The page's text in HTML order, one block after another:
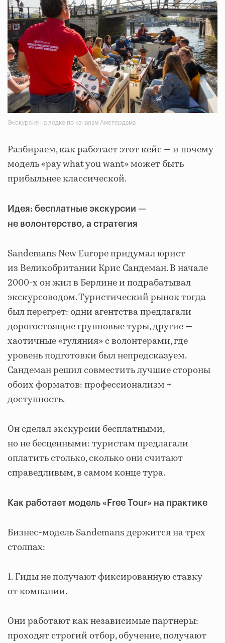
Экскурсия на лодке по каналам Амстердама
Разбираем, как работает этот кейс — и почему
модель «pay what you want» может быть
прибыльнее классической.
Идея: бесплатные экскурсии —
не волонтерство, а стратегия
Sandemans New Europe придумал юрист
из Великобритании Крис Сандеман. В начале
2000-х он жил в Берлине и подрабатывал
экскурсоводом. Туристический рынок тогда
был перегрет: одни агентства предлагали
дорогостоящие групповые туры, другие —
хаотичные «гуляния» с волонтерами, где
уровень подготовки был непредсказуем.
Сандеман решил совместить лучшие стороны
обоих форматов: профессионализм +
доступность.
Он сделал экскурсии бесплатными,
но не бесценными: туристам предлагали
оплатить столько, сколько они считают
справедливым, в самом конце тура.
Как работает модель «Free Tour» на практике
Бизнес-модель Sandemans держится на трех
столпах:
1.Гиды не получают фиксированную ставку
от компании.
Они работают как независимые партнеры:
проходят строгий отбор, обучение, получают